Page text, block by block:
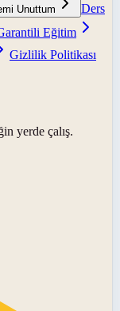
Unuttum
Ders
Eğitim
Gizlilik Politikası
yerde çalış.